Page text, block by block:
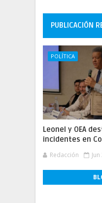
PUBLICACIÓN
POLÍTICA
Leonel y OEA
incidentes en
Redacción